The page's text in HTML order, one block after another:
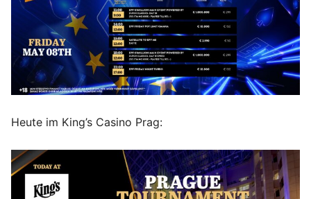
Heute im King’s Casino Prag: